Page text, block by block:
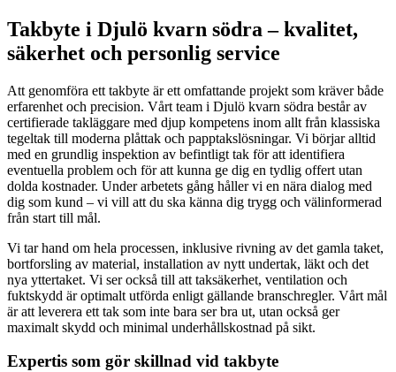
Takbyte i Djulö kvarn södra – kvalitet,
säkerhet och personlig service
Att genomföra ett takbyte är ett omfattande projekt som kräver både
erfarenhet och precision. Vårt team i Djulö kvarn södra består av
certifierade takläggare med djup kompetens inom allt från klassiska
tegeltak till moderna plåttak och papptakslösningar. Vi börjar alltid
med en grundlig inspektion av befintligt tak för att identifiera
eventuella problem och för att kunna ge dig en tydlig offert utan
dolda kostnader. Under arbetets gång håller vi en nära dialog med
dig som kund – vi vill att du ska känna dig trygg och välinformerad
från start till mål.
Vi tar hand om hela processen, inklusive rivning av det gamla taket,
bortforsling av material, installation av nytt undertak, läkt och det
nya yttertaket. Vi ser också till att taksäkerhet, ventilation och
fuktskydd är optimalt utförda enligt gällande branschregler. Vårt mål
är att leverera ett tak som inte bara ser bra ut, utan också ger
maximalt skydd och minimal underhållskostnad på sikt.
Expertis som gör skillnad vid takbyte